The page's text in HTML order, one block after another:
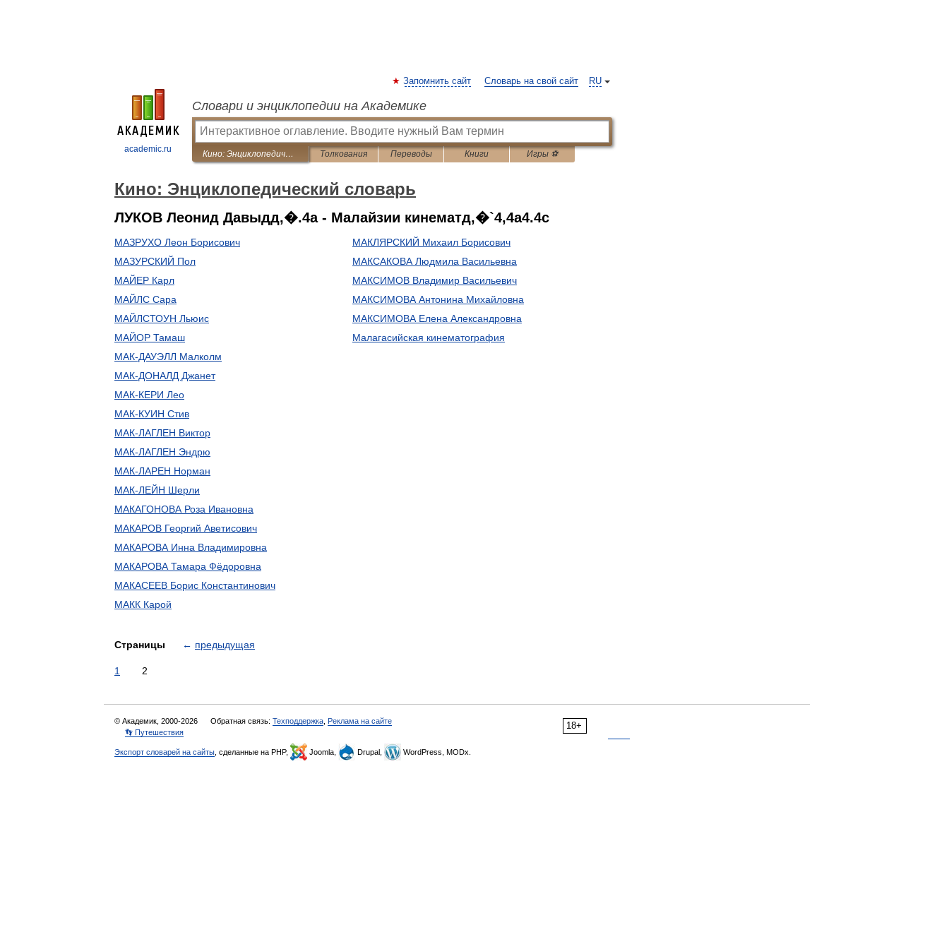
academic.ru
RU
Запомнить сайт Словарь на свой сайт
Словари и энциклопедии на Академике
Кино: Энциклопедический словарь Толкования Переводы Книги Игры ⚽
Кино: Энциклопедический словарь
ЛУКОВ Леонид Давыдд,�.4a - Малайзии кинематд,�`4,4a4.4c
МАЗРУХО Леон Борисович
МАЗУРСКИЙ Пол
МАЙЕР Карл
МАЙЛС Сара
МАЙЛСТОУН Льюис
МАЙОР Тамаш
МАК-ДАУЭЛЛ Малколм
МАК-ДОНАЛД Джанет
МАК-КЕРИ Лео
МАК-КУИН Стив
МАК-ЛАГЛЕН Виктор
МАК-ЛАГЛЕН Эндрю
МАК-ЛАРЕН Норман
МАК-ЛЕЙН Шерли
МАКАГОНОВА Роза Ивановна
МАКАРОВ Георгий Аветисович
МАКАРОВА Инна Владимировна
МАКАРОВА Тамара Фёдоровна
МАКАСЕЕВ Борис Константинович
МАКК Карой
МАКЛЯРСКИЙ Михаил Борисович
МАКСАКОВА Людмила Васильевна
МАКСИМОВ Владимир Васильевич
МАКСИМОВА Антонина Михайловна
МАКСИМОВА Елена Александровна
Малагасийская кинематография
Страницы ← предыдущая
1 2
18+
© Академик, 2000-2026 Обратная связь: Техподдержка Реклама на сайте
👣 Путешествия
Экспорт словарей на сайты , сделанные на PHP, Joomla, Drupal, WordPress, MODx.